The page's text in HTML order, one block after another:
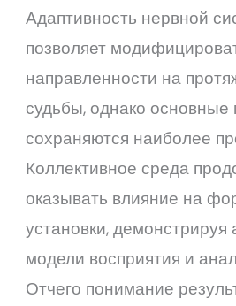
Адаптивность нервной
позволяет
направленности на
судьбы, однако основные
сохраняются наиболее
Коллективное среда
оказывать влияние на
установки,
модели восприятия и
Отчего понимание